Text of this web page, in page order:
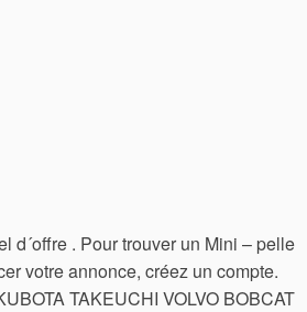
d´offre . Pour trouver un Mini – pelle
votre annonce, créez un compte.
TAKEUCHI VOLVO BOBCAT